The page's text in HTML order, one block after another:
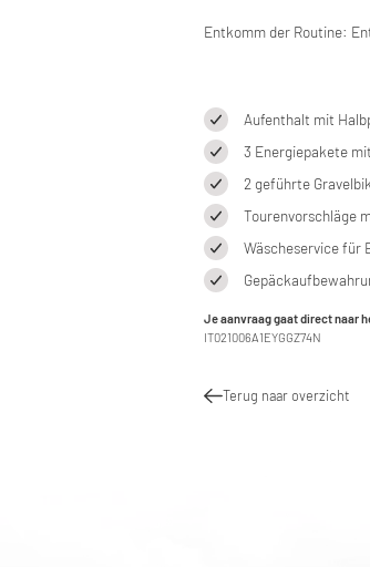
Entkomm der Routine:
Aufenthalt mit
3 Energiepakete
2 geführte
Tourenvorschläge
Wäscheservice für
Je aanvraag gaat direct naar
IT021006A1EYGGZ74N
Terug naar overzicht